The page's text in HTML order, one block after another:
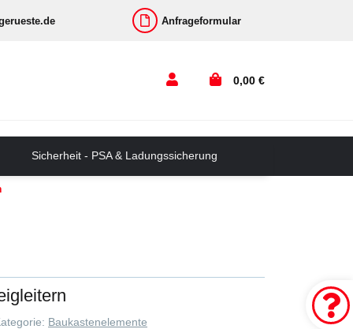
Anfrageformular
0,00 €
Sicherheit - PSA & Ladungssicherung
Baukastenelemente